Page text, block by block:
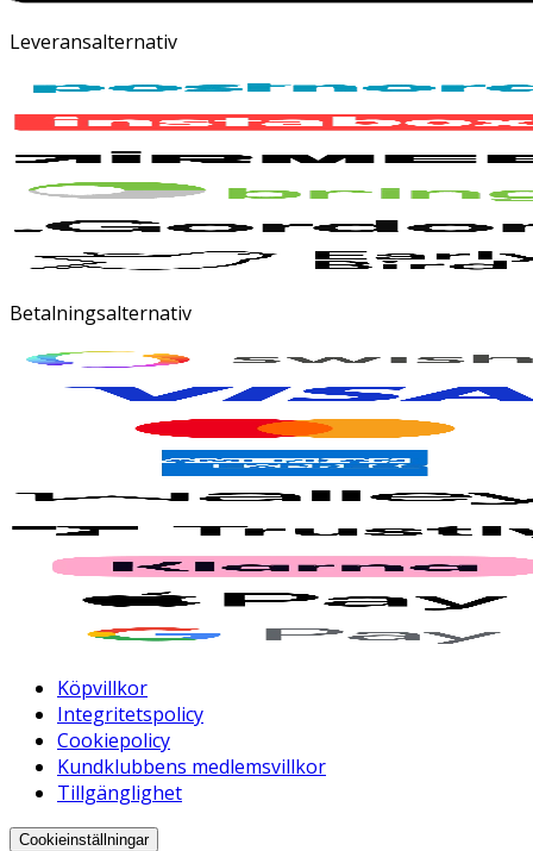
Leveransalternativ
Betalningsalternativ
Köpvillkor
Integritetspolicy
Cookiepolicy
Kundklubbens medlemsvillkor
Tillgänglighet
Cookieinställningar